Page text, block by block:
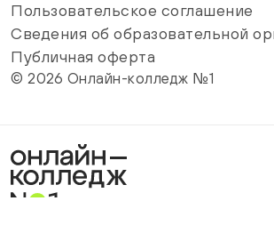
Пользовательское соглашение
Сведения об образовательной
Публичная оферта
© 2026 Онлайн-колледж №1